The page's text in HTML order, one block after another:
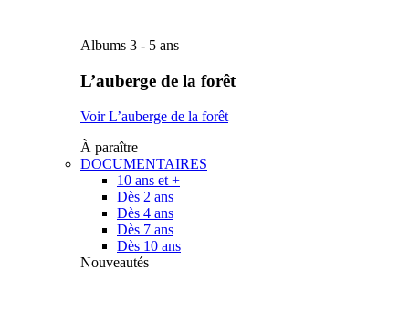
Albums 3 - 5 ans
L’auberge de la forêt
Voir L’auberge de la forêt
À paraître
DOCUMENTAIRES
10 ans et +
Dès 2 ans
Dès 4 ans
Dès 7 ans
Dès 10 ans
Nouveautés